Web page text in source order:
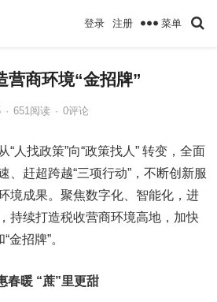
登录 注册 菜单
营商环境“金招牌”
· 651 阅读 · 0评论
人找政策”向“政策找人” 转变，全面
、赶超跨越“三项行动”，不断创新服
境成果。聚焦数字化、智能化，进
持续打造税收营商环境高地，加快
金招牌”。
春暖 “蔗”里更甜